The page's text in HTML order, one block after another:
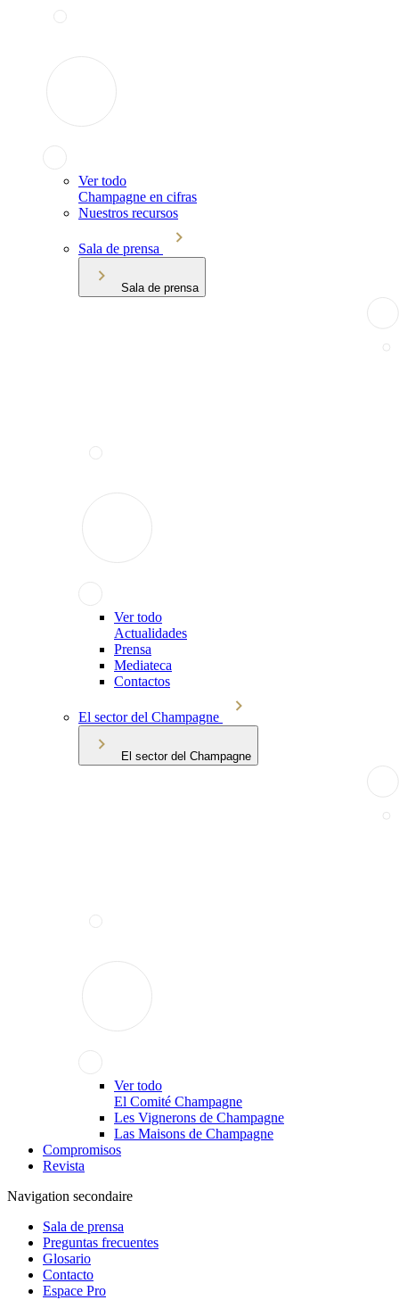
Ver todo
Champagne en cifras
Nuestros recursos
Sala de prensa
Sala de prensa
Ver todo
Actualidades
Prensa
Mediateca
Contactos
El sector del Champagne
El sector del Champagne
Ver todo
El Comité Champagne
Les Vignerons de Champagne
Las Maisons de Champagne
Compromisos
Revista
Navigation secondaire
Sala de prensa
Preguntas frecuentes
Glosario
Contacto
Espace Pro